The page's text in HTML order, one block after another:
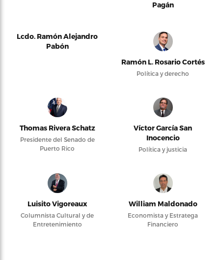
Pagán
Lcdo. Ramón Alejandro
Pabón
Ramón L. Rosario Cortés
Política y derecho
Thomas Rivera Schatz
Presidente del Senado de
Puerto Rico
Víctor García San
Inocencio
Política y justicia
Luisito Vigoreaux
Columnista Cultural y de
Entretenimiento
William Maldonado
Economista y Estratega
Financiero